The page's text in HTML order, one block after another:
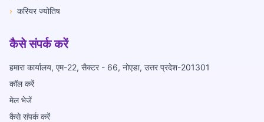
› करियर ज्योतिष
कैसे संपर्क करें
हमारा कार्यालय, एम-22, सैक्टर - 66, नोएडा, उत्तर प्रदेश-201301
कॉल करें
मेल भेजें
कैसे संपर्क करें